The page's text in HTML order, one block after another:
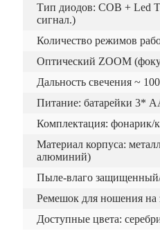
Тип диодов: COB + Led
сигнал.)
Количество режимов
Оптический ZOOM
Дальность свечения ~
Питание: батарейки 3*
Комплектация: фонарик/
Материал корпуса:
алюминий)
Пыле-влаго
Ремешок для ношения на
Доступные цвета: